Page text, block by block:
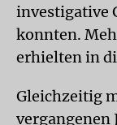
investigative
konnten.
erhielten in
Gleichzeitig
vergangenen